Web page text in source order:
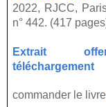
2022, RJCC,
n°442. (417
Extrait
téléchargement
commander le livre